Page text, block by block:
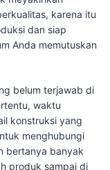
karena itu
dan siap
Anda memutuskan
belum terjawab di
waktu
konstruksi yang
menghubungi
bertanya banyak
produk sampai di